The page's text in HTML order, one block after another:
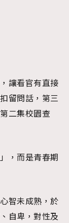
讓看官有直接
留問話，第三
二集校園查
，而是青春期
智未成熟，於
自卑，對性及